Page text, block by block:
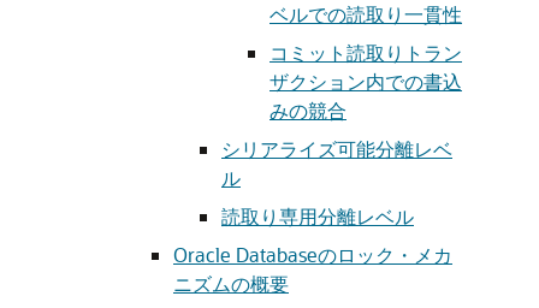
ベルでの読取り一貫性
コミット読取りトラン
ザクション内での書込
みの競合
シリアライズ可能分離レベ
ル
読取り専用分離レベル
Oracle Databaseのロック・メカ
ニズムの概要